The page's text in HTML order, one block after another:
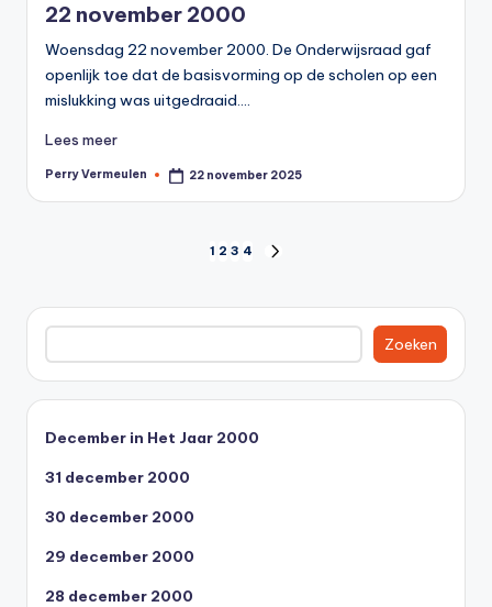
22 november 2000
Woensdag 22 november 2000. De Onderwijsraad gaf
openlijk toe dat de basisvorming op de scholen op een
mislukking was uitgedraaid.…
Lees meer
Geplaatst
Perry Vermeulen 22 november 2025
paginering
1 2 3 4
Zoeken
Zoeken
December in Het Jaar 2000
31 december 2000
30 december 2000
29 december 2000
28 december 2000